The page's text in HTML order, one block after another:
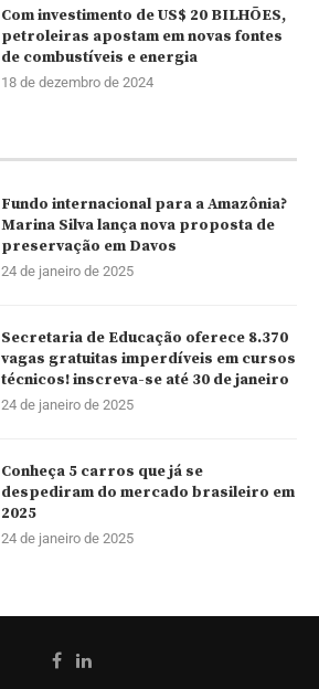
Com investimento de US$ 20 BILHÕES,
petroleiras apostam em novas fontes
de combustíveis e energia
18 de dezembro de 2024
Fundo internacional para a Amazônia?
Marina Silva lança nova proposta de
preservação em Davos
24 de janeiro de 2025
Secretaria de Educação oferece 8.370
vagas gratuitas imperdíveis em cursos
técnicos! inscreva-se até 30 de janeiro
24 de janeiro de 2025
Conheça 5 carros que já se
despediram do mercado brasileiro em
2025
24 de janeiro de 2025